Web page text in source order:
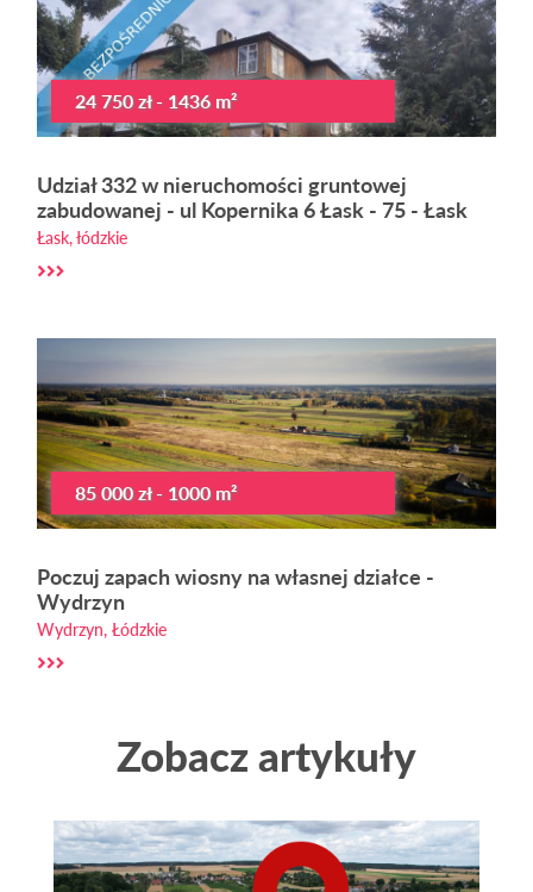
24 750 zł - 1436 m²
Udział 332 w nieruchomości gruntowej
zabudowanej - ul Kopernika 6 Łask - 75 - Łask
Łask, łódzkie
85 000 zł - 1000 m²
Poczuj zapach wiosny na własnej działce -
Wydrzyn
Wydrzyn, Łódzkie
Zobacz artykuły